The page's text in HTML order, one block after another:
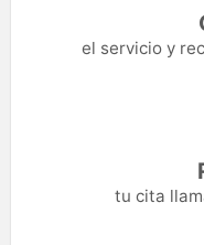
el servicio y
tu cita